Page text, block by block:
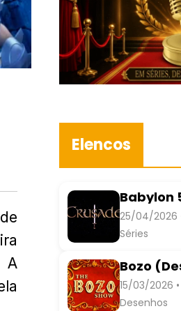
A
Elencos
Babylon
25/04/2026
Séries
Bozo
15/03/2026
Desenhos